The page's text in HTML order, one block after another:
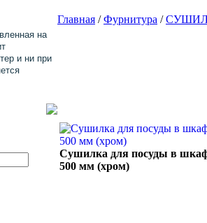
на
и ни при
Главная /Фурнитура /
Сушилка для посуды в
500 мм (хром)